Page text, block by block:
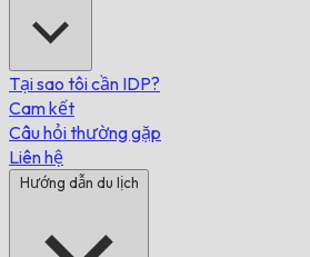
Tại sao tôi cần IDP?
Cam kết
Câu hỏi thường gặp
Liên hệ
Hướng dẫn du lịch